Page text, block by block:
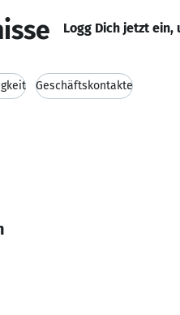
Logg Dich jetzt ein,
Geschäftskontakte